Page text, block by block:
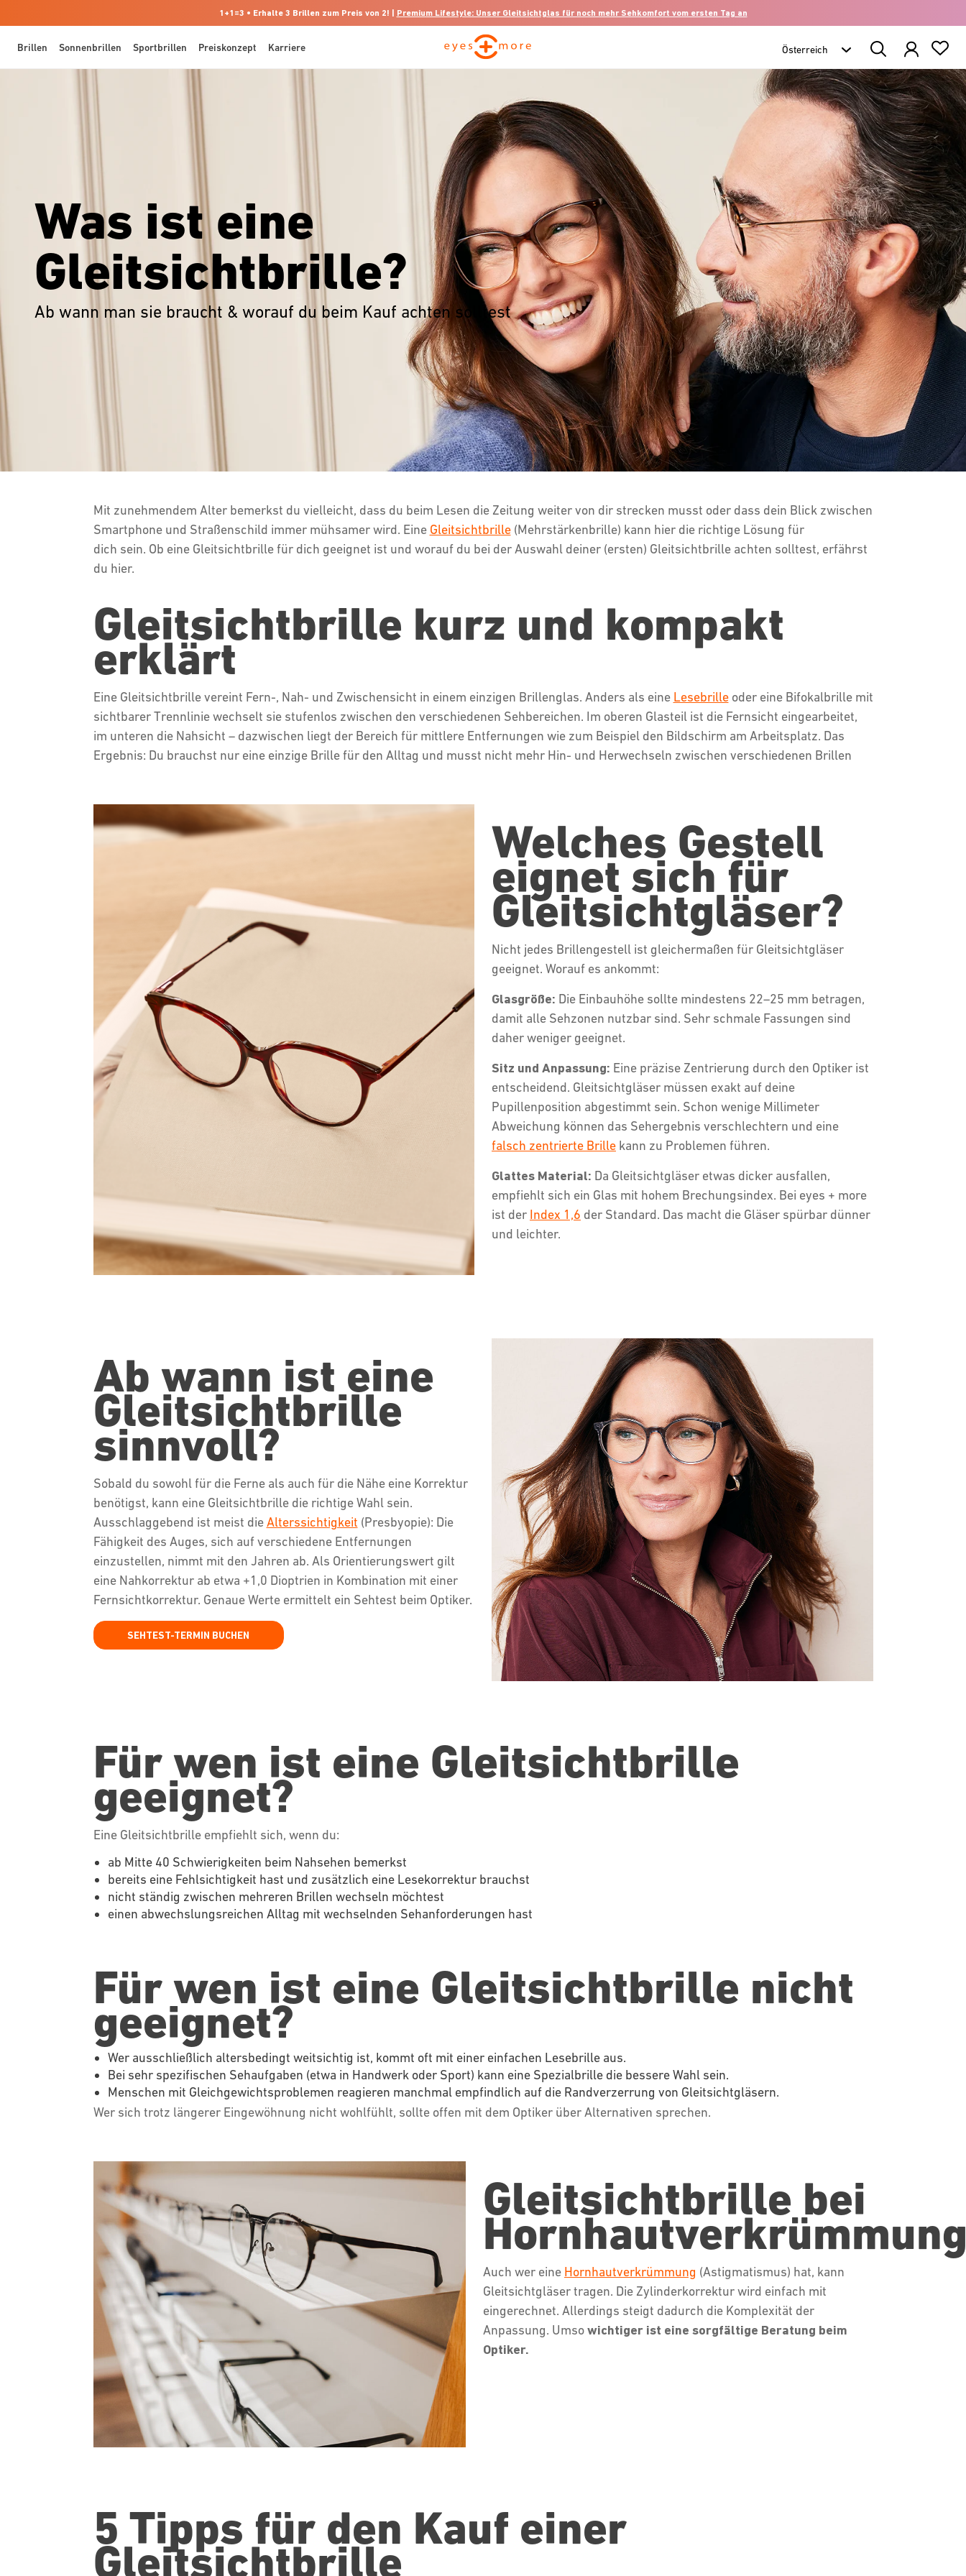
1+1=3 • Erhalte 3 Brillen zum Preis von 2! | Premium Lifestyle: Unser Gleitsichtglas für noch mehr Sehkomfort vom ersten Tag an
Brillen Sonnenbrillen Sportbrillen Preiskonzept Karriere
Search
Products
Was ist eine
Gleitsichtbrille?
Ab wann man sie braucht & worauf du beim Kauf achten solltest
Mit zunehmendem Alter bemerkst du vielleicht, dass du beim Lesen die Zeitung weiter von dir strecken musst oder dass dein Blick zwischen
Smartphone und Straßenschild immer mühsamer wird. Eine Gleitsichtbrille(Mehrstärkenbrille) kann hier die richtige Lösung für
dich sein. Ob eine Gleitsichtbrille für dich geeignet ist und worauf du bei der Auswahl deiner (ersten) Gleitsichtbrille achten solltest, erfährst
du hier.
Gleitsichtbrille kurz und kompakt
erklärt
Eine Gleitsichtbrille vereint Fern-, Nah- und Zwischensicht in einem einzigen Brillenglas. Anders als eine Lesebrilleoder eine Bifokalbrille mit
sichtbarer Trennlinie wechselt sie stufenlos zwischen den verschiedenen Sehbereichen. Im oberen Glasteil ist die Fernsicht eingearbeitet,
im unteren die Nahsicht – dazwischen liegt der Bereich für mittlere Entfernungen wie zum Beispiel den Bildschirm am Arbeitsplatz. Das
Ergebnis: Du brauchst nur eine einzige Brille für den Alltag und musst nicht mehr Hin- und Herwechseln zwischen verschiedenen Brillen
Welches Gestell
eignet sich für
Gleitsichtgläser?
Nicht jedes Brillengestell ist gleichermaßen für Gleitsichtgläser
geeignet. Worauf es ankommt:
Glasgröße: Die Einbauhöhe sollte mindestens 22–25 mm betragen,
damit alle Sehzonen nutzbar sind. Sehr schmale Fassungen sind
daher weniger geeignet.
Sitz und Anpassung: Eine präzise Zentrierung durch den Optiker ist
entscheidend. Gleitsichtgläser müssen exakt auf deine
Pupillenposition abgestimmt sein. Schon wenige Millimeter
Abweichung können das Sehergebnis verschlechtern und eine
falsch zentrierte Brille kann zu Problemen führen.
Glattes Material: Da Gleitsichtgläser etwas dicker ausfallen,
empfiehlt sich ein Glas mit hohem Brechungsindex. Bei eyes + more
ist der Index 1,6 der Standard. Das macht die Gläser spürbar dünner
und leichter.
Ab wann ist eine
Gleitsichtbrille
sinnvoll?
Sobald du sowohl für die Ferne als auch für die Nähe eine Korrektur
benötigst, kann eine Gleitsichtbrille die richtige Wahl sein.
Ausschlaggebend ist meist dieAlterssichtigkeit (Presbyopie): Die
Fähigkeit des Auges, sich auf verschiedene Entfernungen
einzustellen, nimmt mit den Jahren ab. Als Orientierungswert gilt
eine Nahkorrektur ab etwa +1,0 Dioptrien in Kombination mit einer
Fernsichtkorrektur. Genaue Werte ermittelt ein Sehtest beim Optiker.
SEHTEST-TERMIN BUCHEN
Für wen ist eine Gleitsichtbrille
geeignet?
Eine Gleitsichtbrille empfiehlt sich, wenn du:
ab Mitte 40 Schwierigkeiten beim Nahsehen bemerkst
bereits eine Fehlsichtigkeit hast und zusätzlich eine Lesekorrektur brauchst
nicht ständig zwischen mehreren Brillen wechseln möchtest
einen abwechslungsreichen Alltag mit wechselnden Sehanforderungen hast
Für wen ist eine Gleitsichtbrille nicht
geeignet?
Wer ausschließlich altersbedingt weitsichtig ist, kommt oft mit einer einfachen Lesebrille aus.
Bei sehr spezifischen Sehaufgaben (etwa in Handwerk oder Sport) kann eine Spezialbrille die bessere Wahl sein.
Menschen mit Gleichgewichtsproblemen reagieren manchmal empfindlich auf die Randverzerrung von Gleitsichtgläsern.
Wer sich trotz längerer Eingewöhnung nicht wohlfühlt, sollte offen mit dem Optiker über Alternativen sprechen.
Gleitsichtbrille bei
Auch wer eine Hornhautverkrümmung (Astigmatismus) hat, kann
Gleitsichtgläser tragen. Die Zylinderkorrektur wird einfach mit
eingerechnet. Allerdings steigt dadurch die Komplexität der
Anpassung. Umsowichtiger ist eine sorgfältige Beratung beim
Optiker.
5 Tipps für den Kauf einer
Gleitsichtbrille